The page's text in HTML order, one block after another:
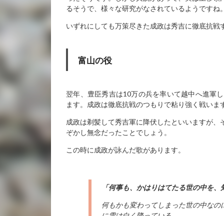
るそうで、様々な研究がなされているようですね
いずれにしても万策尽きた成政は秀吉に徹底抗
富山の役
翌年、豊臣秀吉は10万の兵を率いて越中へ進軍
ます。成政は徹底抗戦のつもりで粘り強く戦い
成政は剃髪して秀吉軍に降伏したといいますが
ぞかし無念だったことでしょう。
この時に成政が詠んだ歌があります。
「何事も、かはりはてたる世の中を
何もかも変わってしまった世の中な